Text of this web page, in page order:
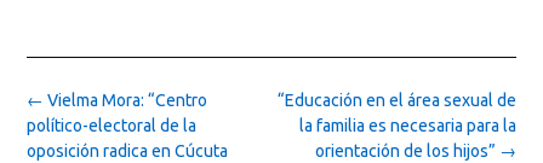
Post
navigation
“Educación en el área sexual de
la familia es necesaria para la
orientación de los hijos” →
← Vielma Mora: “Centro
político-electoral de la
oposición radica en Cúcuta